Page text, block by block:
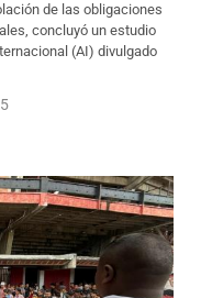
de las obligaciones
concluyó un estudio
(AI) divulgado